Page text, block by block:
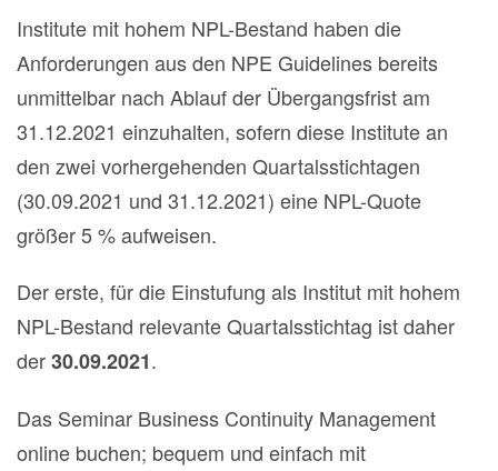
Institute mit hohem NPL-Bestand haben die
Anforderungen aus den NPE Guidelines bereits
unmittelbar nach Ablauf der Übergangsfrist am
31.12.2021 einzuhalten, sofern diese Institute an
den zwei vorhergehenden Quartalsstichtagen
(30.09.2021 und 31.12.2021) eine NPL-Quote
größer 5 % aufweisen.
Der erste, für die Einstufung als Institut mit hohem
NPL-Bestand relevante Quartalsstichtag ist daher
der30.09.2021.
Das Seminar Business Continuity Management
online buchen; bequem und einfach mit